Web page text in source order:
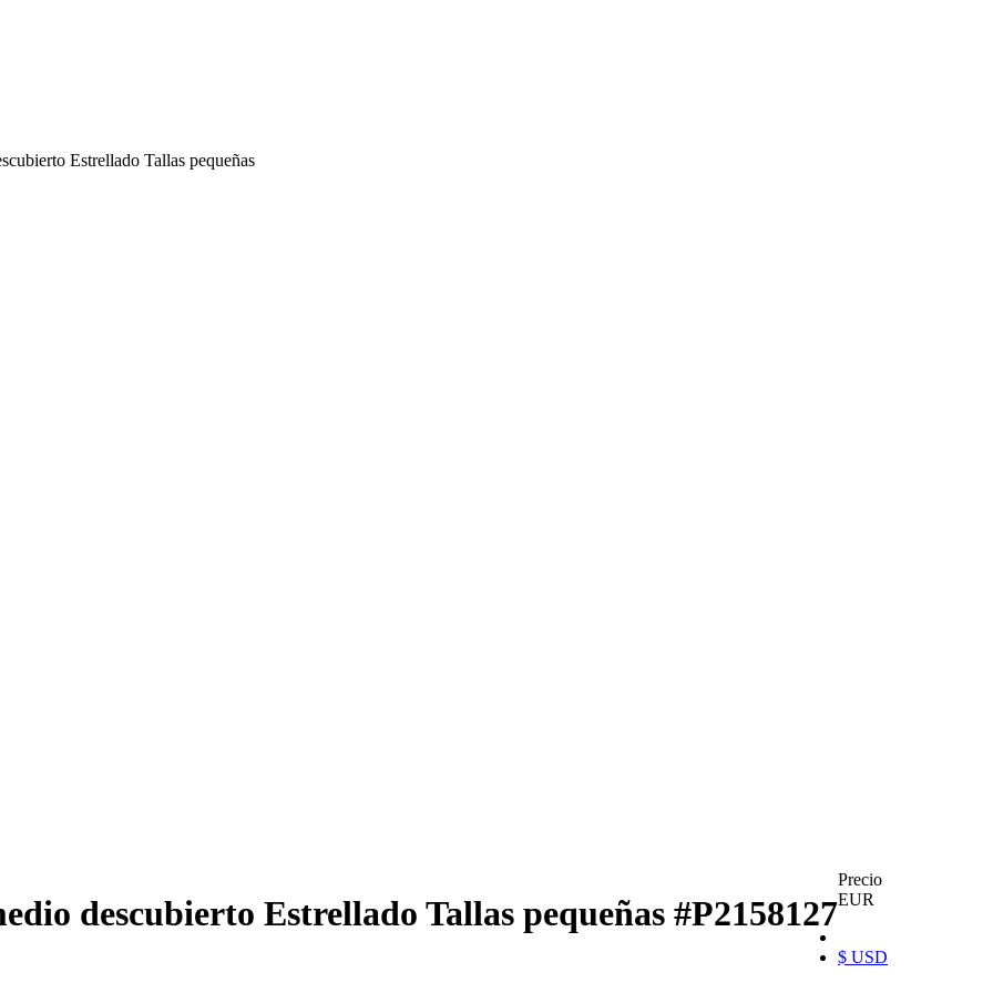
Estrellado Tallas pequeñas
descubierto Estrellado Tallas pequeñas #P2158127
Precio
EUR
$ USD